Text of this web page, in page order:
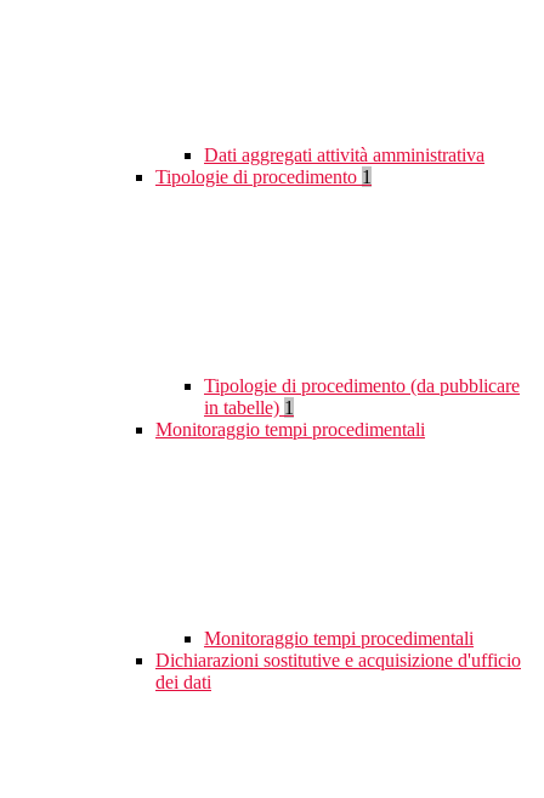
Dati aggregati attività amministrativa
Tipologie di procedimento 1
Tipologie di procedimento (da pubblicare
in tabelle) 1
Monitoraggio tempi procedimentali
Monitoraggio tempi procedimentali
Dichiarazioni sostitutive e acquisizione d'ufficio
dei dati